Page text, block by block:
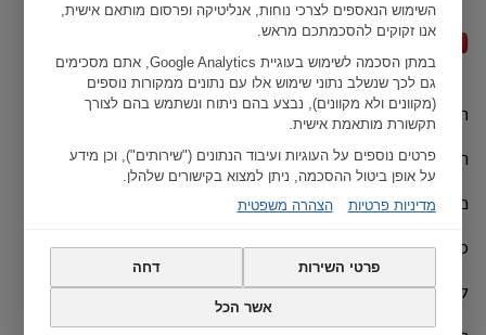
השימוש הנאספים לצרכי נוחות, אנליטיקה ופרסום מותאם אישית,
אנו זקוקים להסכמתכם מראש.
במתן הסכמה לשימוש בעוגיית Google Analytics, אתם מסכימים
גם לכך שנשלב נתוני שימוש אלו עם נתונים ממקורות נוספים
(מקוונים ולא מקוונים), נבצע בהם ניתוח ונשתמש בהם לצורך
תקשורת מותאמת אישית.
פרטים נוספים על העוגיות ועיבוד הנתונים ("שירותים"), וכן מידע
על אופן ביטול ההסכמה, ניתן למצוא בקישורים שלהלן.
מדיניות פרטיות
הצהרה משפטית
פרטי השירות דחה
אשר הכל
תנאי שימושGeberit כל הזכויות שמורות ל ©
הצהרות האיחוד האירופי
מדיניות פרטיות
כתב ויתור
קרדיט